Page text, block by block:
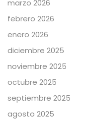
marzo 2026
febrero 2026
enero 2026
diciembre 2025
noviembre 2025
octubre 2025
septiembre 2025
agosto 2025